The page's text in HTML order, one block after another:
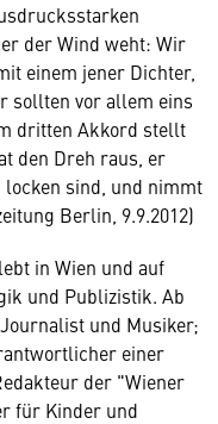
der Wind weht: Wir
einem jener Dichter,
sollten vor allem eins
dritten Akkord stellt
den Dreh raus, er
locken sind, und nimmt
Berlin, 9.9.2012)
in Wien und auf
und Publizistik. Ab
und Musiker;
einer
der "Wiener
für Kinder und